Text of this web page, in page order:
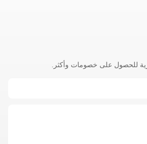
للحصول على خصومات وأكثر.